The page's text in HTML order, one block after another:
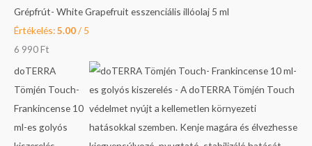
Grépfrút- White Grapefruit esszenciális illóolaj 5 ml
Értékelés:5.00/ 5
6 990Ft
doTERRA
Tömjén Touch-
Frankincense 10
ml-es golyós